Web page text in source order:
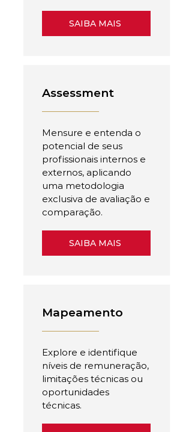
SAIBA MAIS
Assessment
Mensure e entenda o
potencial de seus
profissionais internos e
externos, aplicando
uma metodologia
exclusiva de avaliação e
comparação.
SAIBA MAIS
Mapeamento
Explore e identifique
níveis de remuneração,
limitações técnicas ou
oportunidades
técnicas.